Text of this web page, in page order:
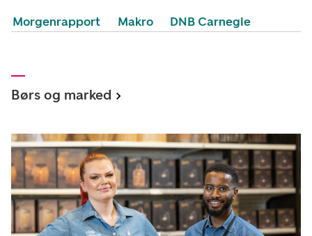
Morgenrapport Makro DNB Carnegie
Børs og marked